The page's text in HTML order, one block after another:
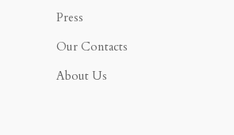
Press
Our Contacts
About Us